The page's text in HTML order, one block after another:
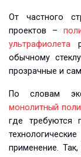
От частного
проектов –
ультрафиолета
обычному
прозрачные и
По словам
монолитный
где требуются
применение.